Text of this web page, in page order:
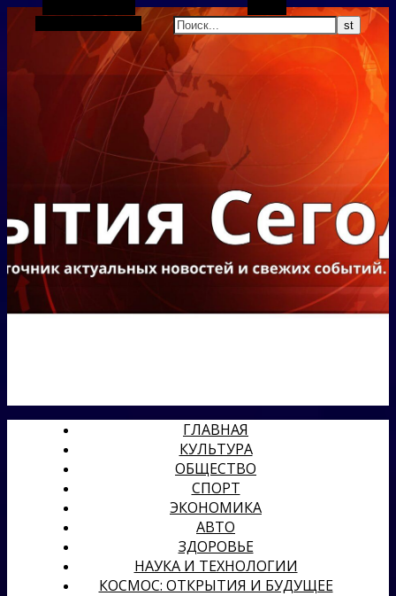
Боковая панель
ГЛАВНАЯ
КУЛЬТУРА
ОБЩЕСТВО
СПОРТ
ЭКОНОМИКА
АВТО
ЗДОРОВЬЕ
НАУКА И ТЕХНОЛОГИИ
КОСМОС: ОТКРЫТИЯ И БУДУЩЕЕ